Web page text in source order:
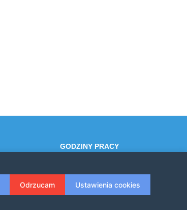
GODZINY PRACY
Odrzucam Ustawienia cookies